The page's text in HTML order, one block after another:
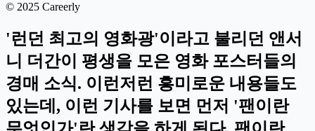
© 2025 Careerly
'런던 최고의 영화광'이라고 불리던 앤서
니 더간이 평생을 모은 영화 포스터들의
경매 소식. 이런저런 흥미로운 내용들도
있는데, 이런 기사를 보면 먼저 '팬이란